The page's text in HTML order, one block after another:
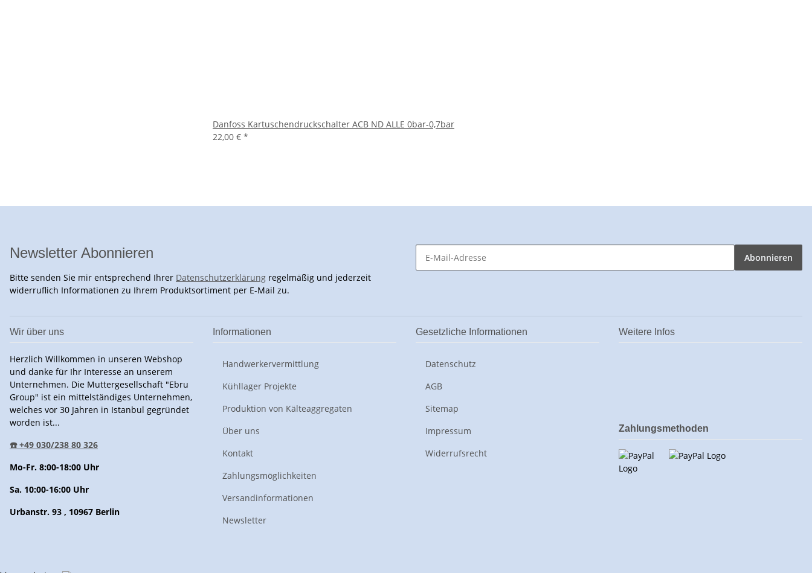
Danfoss Kartuschendruckschalter ACB ND ALLE 0bar-0,7bar
22,00 € *
Newsletter Abonnieren
Bitte senden Sie mir entsprechend Ihrer Datenschutzerklärung regelmäßig und jederzeit
widerruflich Informationen zu Ihrem Produktsortiment per E-Mail zu.
Abonnieren
Wir über uns
Herzlich Willkommen in unseren Webshop
und danke für Ihr Interesse an unserem
Unternehmen. Die Muttergesellschaft "Ebru
Group" ist ein mittelständiges Unternehmen,
welches vor 30 Jahren in Istanbul gegründet
worden ist...
☎️ +49 030/238 80 326
Mo-Fr. 8:00-18:00 Uhr
Sa. 10:00-16:00 Uhr
Urbanstr. 93 , 10967 Berlin
Informationen
Handwerkervermittlung
Kühllager Projekte
Produktion von Kälteaggregaten
Über uns
Kontakt
Zahlungsmöglichkeiten
Versandinformationen
Newsletter
Gesetzliche Informationen
Datenschutz
AGB
Sitemap
Impressum
Widerrufsrecht
Weitere Infos
Zahlungsmethoden